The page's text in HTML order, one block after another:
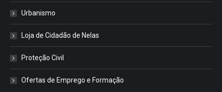
Urbanismo
Loja de Cidadão de Nelas
Proteção Civil
Ofertas de Emprego e Formação